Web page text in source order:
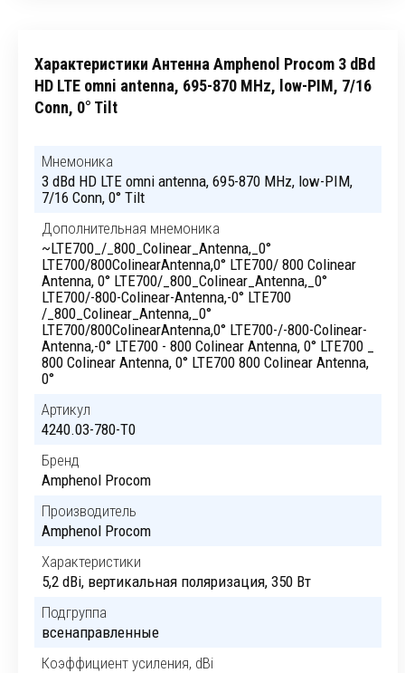
Характеристики Антенна Amphenol Procom 3 dBd
HD LTE omni antenna, 695-870 MHz, low-PIM, 7/16
Conn, 0° Tilt
Мнемоника
3 dBd HD LTE omni antenna, 695-870 MHz, low-PIM,
7/16 Conn, 0° Tilt
Дополнительная мнемоника
~LTE700_/_800_Colinear_Antenna,_0°
LTE700/800ColinearAntenna,0° LTE700/ 800 Colinear
Antenna, 0° LTE700/_800_Colinear_Antenna,_0°
LTE700/-800-Colinear-Antenna,-0° LTE700
/_800_Colinear_Antenna,_0°
LTE700/800ColinearAntenna,0° LTE700-/-800-Colinear-
Antenna,-0° LTE700 - 800 Colinear Antenna, 0° LTE700 _
800 Colinear Antenna, 0° LTE700 800 Colinear Antenna,
0°
Артикул
4240.03-780-T0
Бренд
Amphenol Procom
Производитель
Amphenol Procom
Характеристики
5,2 dBi, вертикальная поляризация, 350 Вт
Подгруппа
всенаправленные
Коэффициент усиления, dBi